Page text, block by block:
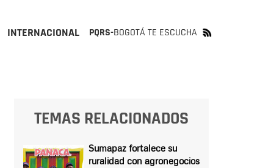
INTERNACIONAL PQRS-BOGOTÁ TE ESCUCHA
TEMAS RELACIONADOS
Sumapaz fortalece su
ruralidad con agronegocios